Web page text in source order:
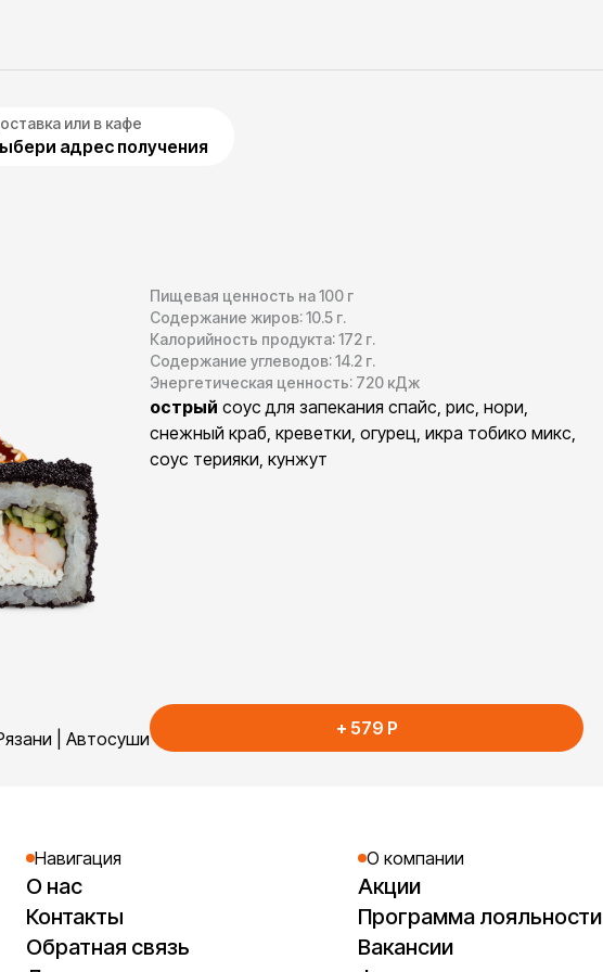
или в кафе
адрес получения
| Автосуши
Пищевая ценность на 100 г
Содержание жиров:10.5 г.
Калорийность продукта:172 г.
Содержание углеводов:14.2 г.
Энергетическая ценность: 720 кДж
острый соус для запекания спайс, рис, нори,
снежный краб, креветки, огурец, икра тобико микс,
соус терияки, кунжут
+ 579 P
Навигация
О нас
Контакты
Обратная связь
О компании
Акции
Программа лояльности
Вакансии